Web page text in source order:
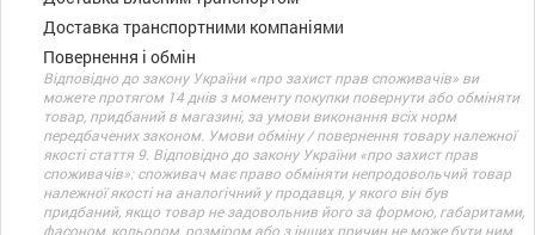
Доставка транспортними компаніями
Повернення і обмін
Відповідно до закону України «про захист прав споживачів» ви
можете протягом 14 днів з моменту покупки повернути або обміняти
товар, придбаний в магазині, за умови виконання всіх норм
передбачених законом. Умови обміну / повернення товару належної
якості стаття 9. Відповідно до закону України «про захист прав
споживачів»: споживач має право обміняти непродовольчий товар
належної якості на аналогічний у продавця, у якого він був
придбаний, якщо товар не задовольнив його за формою, габаритами,
фасоном, кольором, розміром або з інших причин не може бути ним